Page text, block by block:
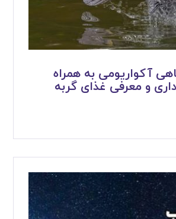
آکواریومی به همراه
و معرفی غذای گربه